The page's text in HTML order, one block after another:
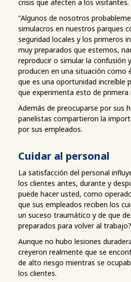
crisis que afecten a los visitantes.
"Algunos de nosotros
simulacros en nuestros parques
seguridad locales y los primeros
muy preparados que estemos,
reproducir o simular la confusión
producen en una situación como
que es una oportunidad increíble
que experimenta esto de primera
Además de preocuparse por sus
panelistas compartieron la
por sus empleados.
Cuidar al personal
La satisfacción del personal
los clientes antes, durante y
puede hacer usted, como
que sus empleados reciben los
un suceso traumático y de que
preparados para volver al trabajo?
Aunque no hubo lesiones
creyeron realmente que se
de alto riesgo mientras se
los clientes.